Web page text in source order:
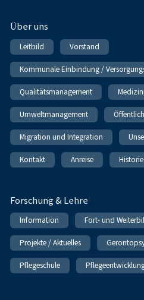
Über uns
Leitbild Vorstand
Kommunale Einbindung /
Qualitätsmanagement
Umweltmanagement
Migration und Integration
Kontakt Anreise Historie
Forschung & Lehre
Information Fort- und
Projekte / Aktuelles
Pflegeschule